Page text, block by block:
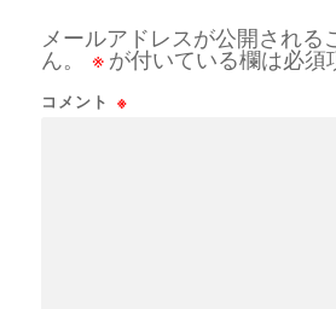
メールアドレスが公開される
ん。
※ が付いている欄は必須
コメント ※